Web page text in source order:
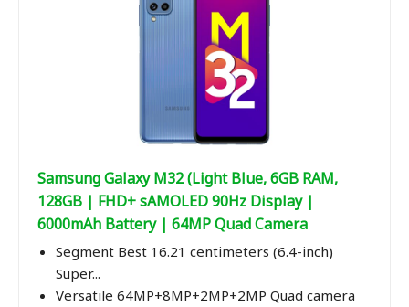
Samsung Galaxy M32 (Light Blue, 6GB RAM,
128GB | FHD+ sAMOLED 90Hz Display |
6000mAh Battery | 64MP Quad Camera
Segment Best 16.21 centimeters (6.4-inch)
Super...
Versatile 64MP+8MP+2MP+2MP Quad camera